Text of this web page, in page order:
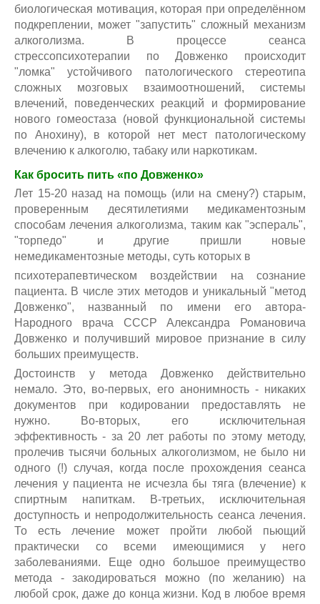
биологическая мотивация, которая при определённом
подкреплении, может "запустить" сложный механизм
алкоголизма. В процессе сеанса
стрессопсихотерапии по Довженко происходит
"ломка" устойчивого патологического стереотипа
сложных мозговых взаимоотношений, системы
влечений, поведенческих реакций и формирование
нового гомеостаза (новой функциональной системы
по Анохину), в которой нет мест патологическому
влечению к алкоголю, табаку или наркотикам.
Как бросить пить «по Довженко»
Лет 15-20 назад на помощь (или на смену?) старым,
проверенным десятилетиями медикаментозным
способам лечения алкоголизма, таким как "эспераль",
"торпедо" и другие пришли новые
немедикаментозные методы, суть которых в
психотерапевтическом воздействии на сознание
пациента. В числе этих методов и уникальный "метод
Довженко", названный по имени его автора-
Народного врача СССР Александра Романовича
Довженко и получивший мировое признание в силу
больших преимуществ.
Достоинств у метода Довженко действительно
немало. Это, во-первых, его анонимность - никаких
документов при кодировании предоставлять не
нужно. Во-вторых, его исключительная
эффективность - за 20 лет работы по этому методу,
пролечив тысячи больных алкоголизмом, не было ни
одного (!) случая, когда после прохождения сеанса
лечения у пациента не исчезла бы тяга (влечение) к
спиртным напиткам. В-третьих, исключительная
доступность и непродолжительность сеанса лечения.
То есть лечение может пройти любой пьющий
практически со всеми имеющимися у него
заболеваниями. Еще одно большое преимущество
метода - закодироваться можно (по желанию) на
любой срок, даже до конца жизни. Код в любое время